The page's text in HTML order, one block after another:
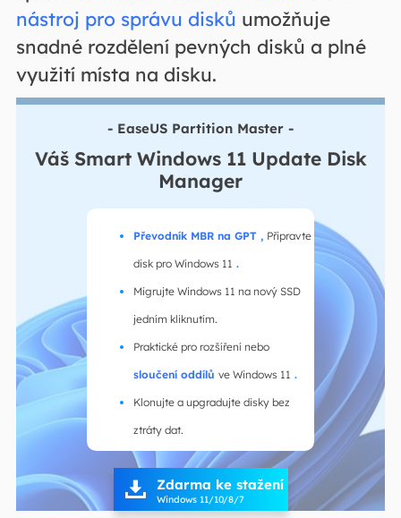
nástroj pro správu disků umožňuje
snadné rozdělení pevných disků a plné
využití místa na disku.
- EaseUS Partition Master -
Váš Smart Windows 11 Update Disk
Manager
Převodník MBR na GPT , Připravte
disk pro Windows 11 .
Migrujte Windows 11 na nový SSD
jedním kliknutím.
Praktické pro rozšíření nebo
sloučení oddílů ve Windows 11 .
Klonujte a upgradujte disky bez
ztráty dat.
 Zdarma ke stažení
Windows 11/10/8/7